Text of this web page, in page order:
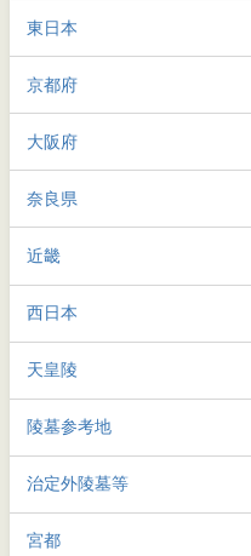
東日本
京都府
大阪府
奈良県
近畿
西日本
天皇陵
陵墓参考地
治定外陵墓等
宮都